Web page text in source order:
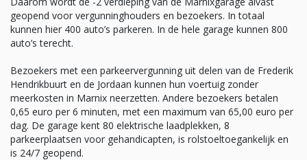
geopend voor vergunninghouders en bezoekers. In totaal
kunnen hier 400 auto’s parkeren. In de hele garage kunnen 800
auto’s terecht.
Bezoekers met een parkeervergunning uit delen van de Frederik
Hendrikbuurt en de Jordaan kunnen hun voertuig zonder
meerkosten in Marnix neerzetten. Andere bezoekers betalen
0,65 euro per 6 minuten, met een maximum van 65,00 euro per
dag. De garage kent 80 elektrische laadplekken, 8
parkeerplaatsen voor gehandicapten, is rolstoeltoegankelijk en
is 24/7 geopend.